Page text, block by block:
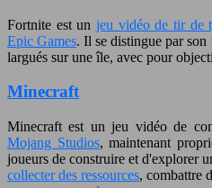
Fortnite est un jeu vidéo de tir de
Epic Games. Il se distingue par
largués sur une île, avec pour
Minecraft
Minecraft est un jeu vidéo de
Mojang Studios, maintenant
joueurs de construire et d'explorer
collecter des ressources, combattre